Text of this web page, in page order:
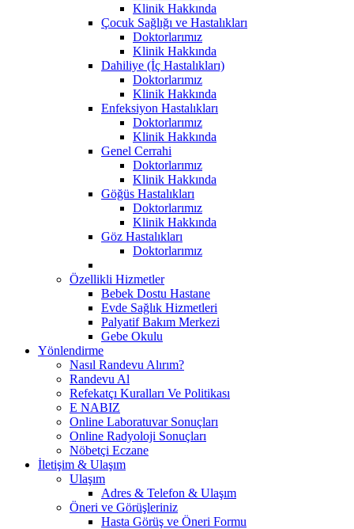
Klinik Hakkında
Çocuk Sağlığı ve Hastalıkları
Doktorlarımız
Klinik Hakkında
Dahiliye (İç Hastalıkları)
Doktorlarımız
Klinik Hakkında
Enfeksiyon Hastalıkları
Doktorlarımız
Klinik Hakkında
Genel Cerrahi
Doktorlarımız
Klinik Hakkında
Göğüs Hastalıkları
Doktorlarımız
Klinik Hakkında
Göz Hastalıkları
Doktorlarımız
Özellikli Hizmetler
Bebek Dostu Hastane
Evde Sağlık Hizmetleri
Palyatif Bakım Merkezi
Gebe Okulu
Yönlendirme
Nasıl Randevu Alırım?
Randevu Al
Refekatçı Kuralları Ve Politikası
E NABIZ
Online Laboratuvar Sonuçları
Online Radyoloji Sonuçları
Nöbetçi Eczane
İletişim & Ulaşım
Ulaşım
Adres & Telefon & Ulaşım
Öneri ve Görüşleriniz
Hasta Görüş ve Öneri Formu